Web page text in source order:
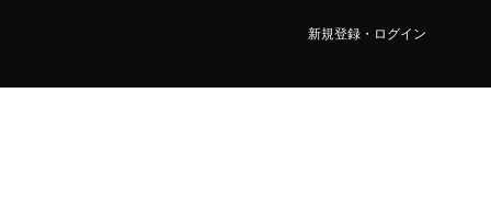
新規登録・ログイン